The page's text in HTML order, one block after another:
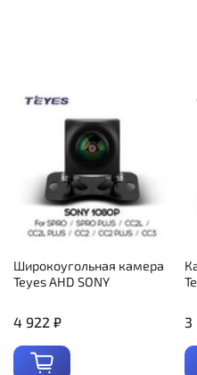
Широкоугольная камера
Teyes AHD SONY
4 922 ₽ 3